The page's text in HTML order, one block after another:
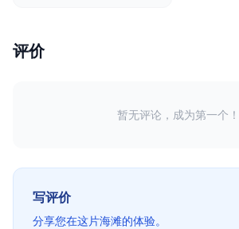
评价
暂无评论，成为第一个！
写评价
分享您在这片海滩的体验。